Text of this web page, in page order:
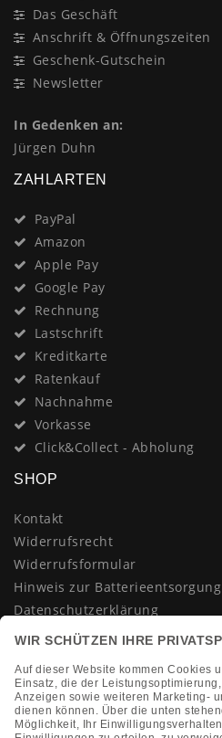
Das Geschäft
Anschrift & Öffnungszeiten
Geschenk-Gutschein
Newsletter
In Gedenken an:
Jürgen Duhn
ZAHLARTEN
PayPal
Amazon
Apple Pay
Google Pay
Rechnung
Lastschrift
Kreditkarte
Ratenkauf
Nachnahme
Vorkasse
Click&Collect - Abholung
SHOP
Kontakt
Widerrufsrecht
Widerrufsformular
Hinweis zur Batterieentsorgung
Datenschutzerklärung
AGB
Vertrag widerrufen
KONTAKT